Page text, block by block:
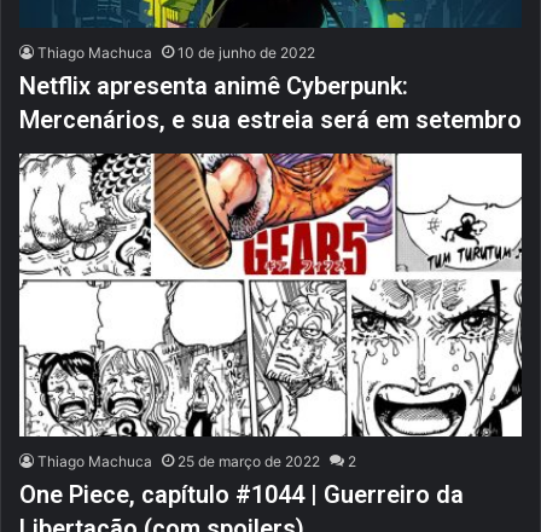
Thiago Machuca 10 de junho de 2022
Netflix apresenta animê Cyberpunk:
Mercenários, e sua estreia será em setembro
Thiago Machuca 25 de março de 2022 2
One Piece, capítulo #1044 | Guerreiro da